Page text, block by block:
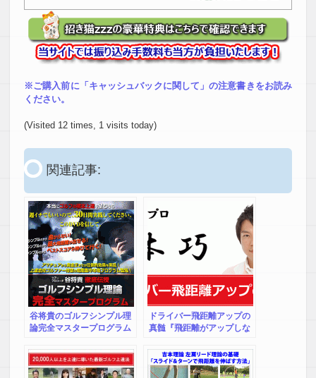
※ご購入前に「キャッシュバックに関して」の注意書きをお読み
ください。
(Visited 12 times, 1 visits today)
関連記事:
谷将貴のゴルフシンプル理
論完全マスタープログラム
ドライバー飛距離アップの
真髄『飛距離がアップしな
善し飛距離アップを実現さ
せる方法』